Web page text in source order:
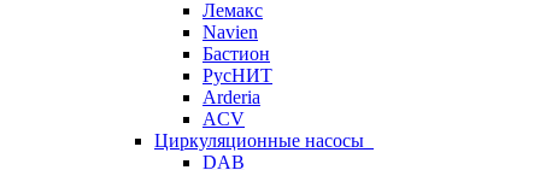
Лемакс
Navien
Бастион
РусНИТ
Arderia
ACV
Циркуляционные насосы
DAB